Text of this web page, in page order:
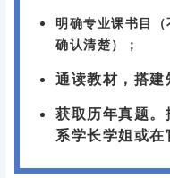
明确专业课书目
确认清楚）；
通读教材，搭建
获取历年真题
系学长学姐或在